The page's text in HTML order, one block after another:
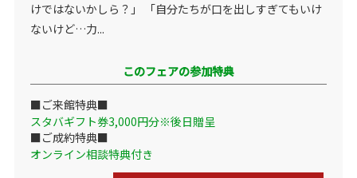
けではないかしら？」 「自分たちが口を出しすぎてもいけ
ないけど…力...
このフェアの参加特典
■ご来館特典■
スタバギフト券3,000円分※後日贈呈
■ご成約特典■
オンライン相談特典付き